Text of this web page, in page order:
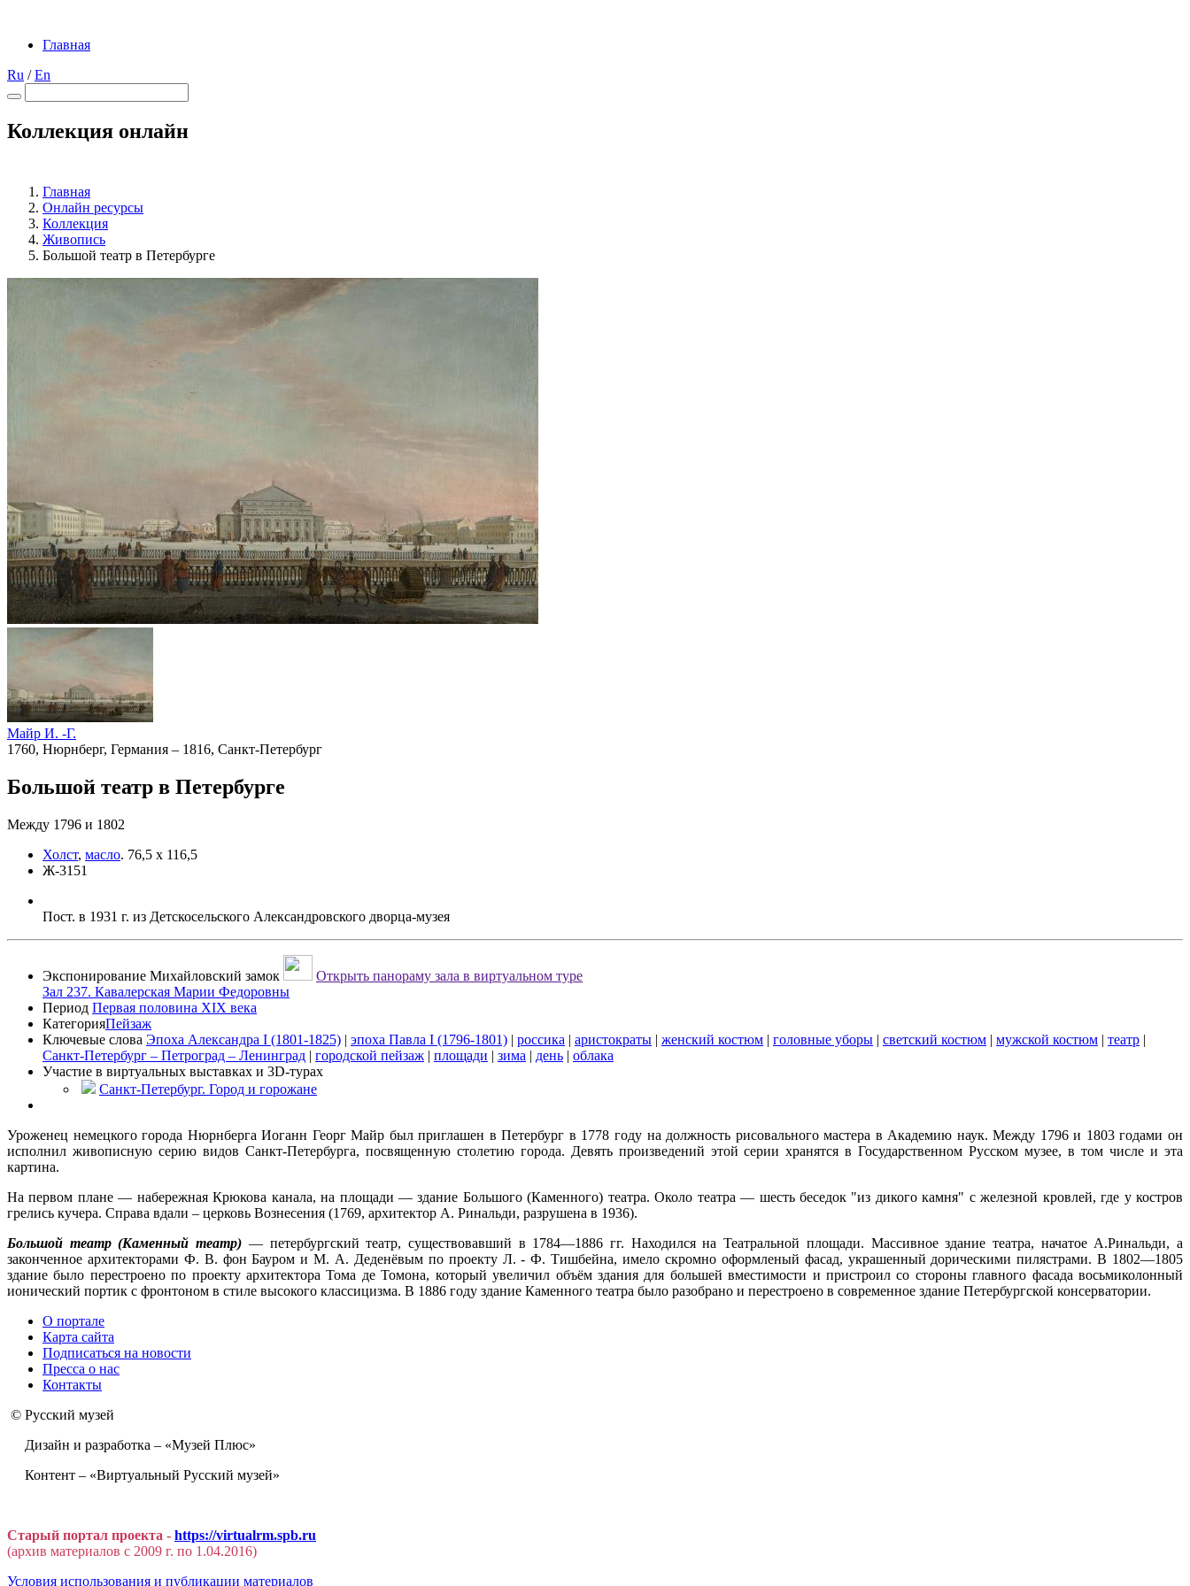
Главная
Ru /En
Коллекция онлайн
Главная
Онлайн ресурсы
Коллекция
Живопись
Большой театр в Петербурге
Майр И. -Г.
1760, Нюрнберг, Германия – 1816, Санкт-Петербург
Большой театр в Петербурге
Между 1796 и 1802
Холст, масло. 76,5 х 116,5
Ж-3151
Пост. в 1931 г. из Детскосельского Александровского дворца-музея
Экспонирование Михайловский замок
Открыть панораму зала в виртуальном туре
Зал 237. Кавалерская Марии Федоровны
Период Первая половина XIX века
КатегорияПейзаж
Ключевые слова Эпоха Александра I (1801-1825) | эпоха Павла I (1796-1801) | россика | аристократы | женский костюм | головные уборы | светский костюм | мужской костюм | театр |
Санкт-Петербург – Петроград – Ленинград | городской пейзаж | площади | зима | день | облака
Участие в виртуальных выставках и 3D-турах
Санкт-Петербург. Город и горожане
Уроженец немецкого города Нюрнберга Иоганн Георг Майр был приглашен в Петербург в 1778 году на должность рисовального мастера в Академию наук. Между 1796 и 1803 годами он
исполнил живописную серию видов Санкт-Петербурга, посвященную столетию города. Девять произведений этой серии хранятся в Государственном Русском музее, в том числе и эта
картина.
На первом плане — набережная Крюкова канала, на площади — здание Большого (Каменного) театра. Около театра — шесть беседок "из дикого камня" с железной кровлей, где у костров
грелись кучера. Справа вдали – церковь Вознесения (1769, архитектор А. Ринальди, разрушена в 1936).
Большой театр (Каменный театр) — петербургский театр, существовавший в 1784—1886 гг. Находился на Театральной площади. Массивное здание театра, начатое А.Ринальди, а
законченное архитекторами Ф. В. фон Бауром и М. А. Деденёвым по проекту Л. - Ф. Тишбейна, имело скромно оформленый фасад, украшенный дорическими пилястрами. В 1802—1805
здание было перестроено по проекту архитектора Тома де Томона, который увеличил объём здания для большей вместимости и пристроил со стороны главного фасада восьмиколонный
ионический портик с фронтоном в стиле высокого классицизма. В 1886 году здание Каменного театра было разобрано и перестроено в современное здание Петербургской консерватории.
О портале
Карта сайта
Подписаться на новости
Пресса о нас
Контакты
© Русский музей
Дизайн и разработка – «Музей Плюс»
Контент – «Виртуальный Русский музей»
Старый портал проекта - https://virtualrm.spb.ru
(архив материалов с 2009 г. по 1.04.2016)
Условия использования и публикации материалов